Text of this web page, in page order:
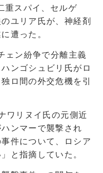
重スパイ、セルゲ
ユリア氏が、神経剤
遭った。
ェン紛争で分離主義
ンゴシュビリ氏がロ
ロ間の外交危機を引
ワリヌイ氏の元側近
ンマーで襲撃され
件について、ロシア
と指摘していた。